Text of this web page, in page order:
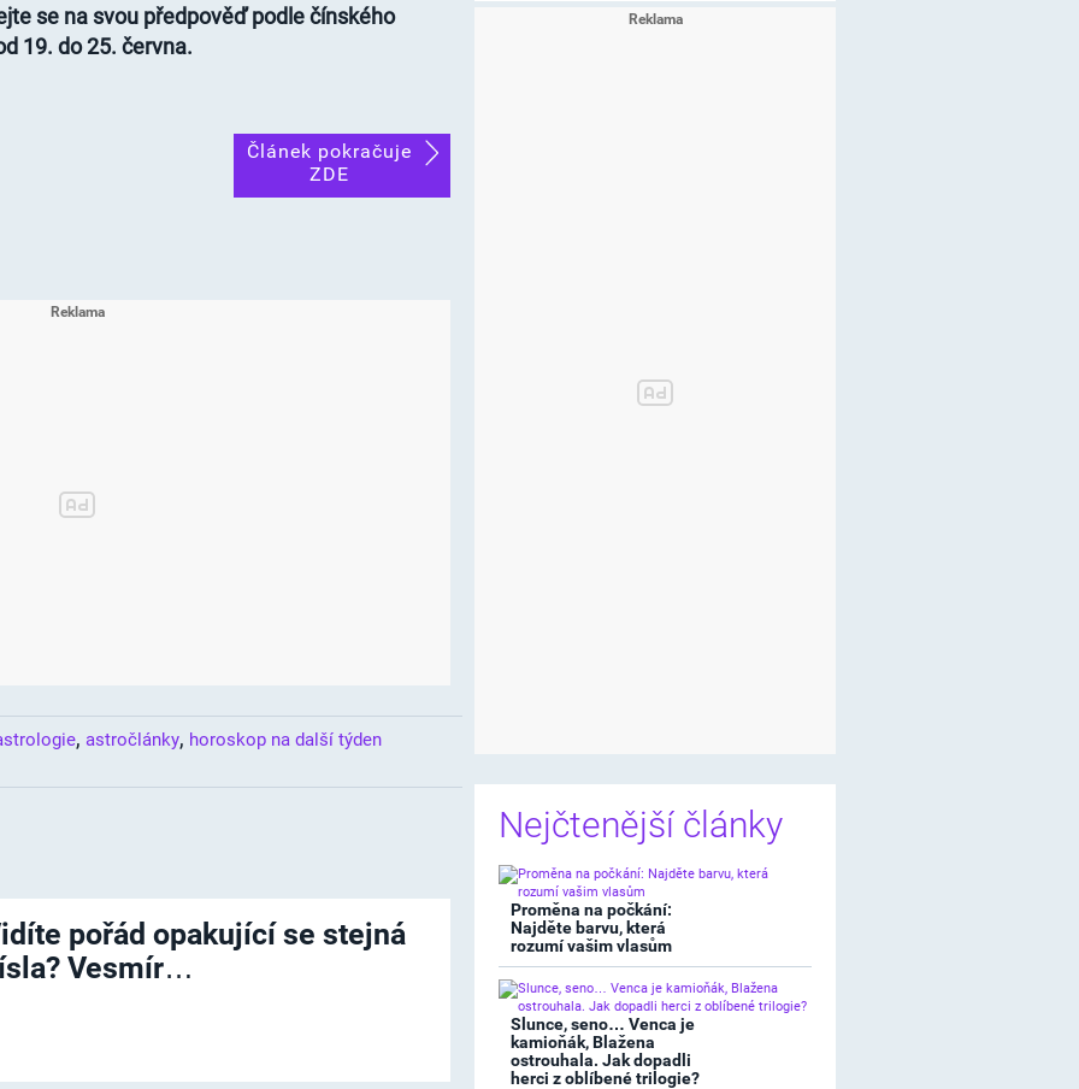
se na svou předpověď podle čínského
19. do 25. června.
Článek pokračuje
ZDE
, astročlánky, horoskop na další týden
pořád opakující se stejná
Vesmír…
Nejčtenější články
Proměna na počkání:
Najděte barvu, která
rozumí vašim vlasům
Slunce, seno… Venca je
kamioňák, Blažena
ostrouhala. Jak dopadli
herci z oblíbené trilogie?